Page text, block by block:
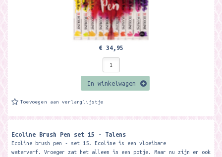
€ 34,95
In winkelwagen
Toevoegen aan verlanglijstje
Ecoline Brush Pen set 15 - Talens
Ecoline brush pen - set 15. Ecoline is een vloeibare
waterverf. Vroeger zat het alleen in een potje. Maar nu zijn er ook